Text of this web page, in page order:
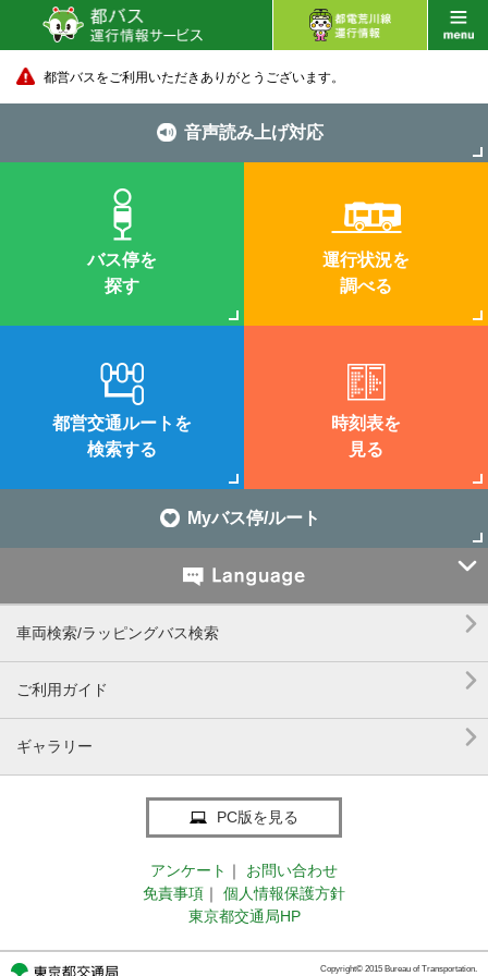
都営バスをご利用いただきありがとうございます。
音声読み上げ対応
バス停を
探す
運行状況を
調べる
都営交通ルートを
検索する
時刻表を
見る
Myバス停/ルート

車両検索/ラッピングバス検索 
ご利用ガイド 
ギャラリー 
PC版を見る
アンケート ｜
お問い合わせ
免責事項 ｜
個人情報保護方針
東京都交通局HP
Copyright© 2015 Bureau of Transportation.